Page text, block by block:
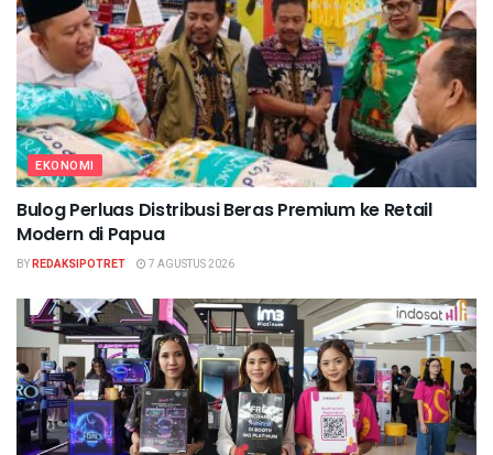
EKONOMI
Bulog Perluas Distribusi Beras Premium ke Retail
Modern di Papua
BYREDAKSIPOTRET 7 AGUSTUS 2026